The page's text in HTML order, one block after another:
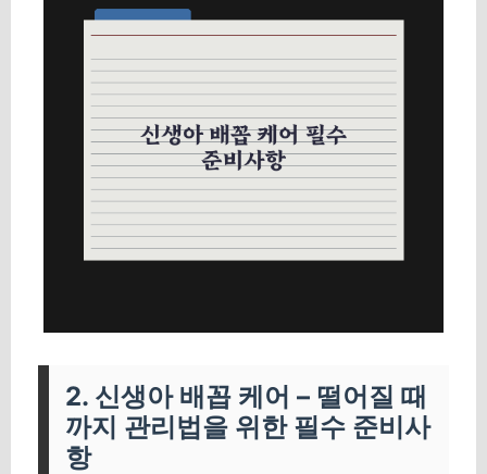
2. 신생아 배꼽 케어 – 떨어질 때
까지 관리법을 위한 필수 준비사
항